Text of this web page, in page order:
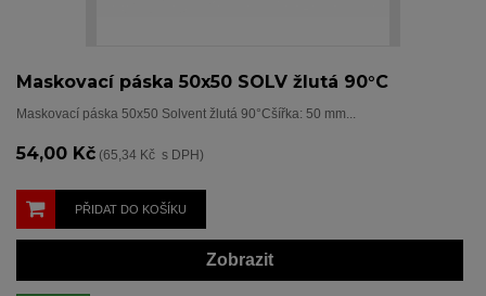
Maskovací páska 50x50 SOLV žlutá 90°C
Maskovací páska 50x50 Solvent žlutá 90°Cšířka: 50 mm...
54,00 Kč (65,34 Kč s DPH)
PŘIDAT DO KOŠÍKU
Zobrazit